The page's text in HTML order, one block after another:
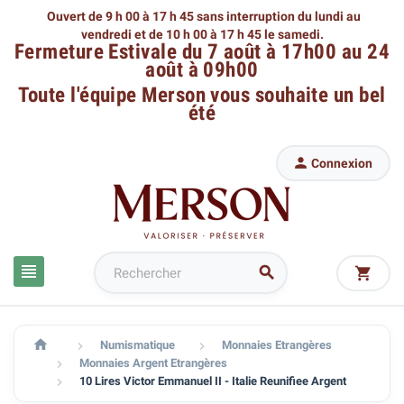
Ouvert de 9 h 00 à 17 h 45 sans interruption du lundi au
vendredi et de 10 h 00 à 17 h 45 le samedi.
Fermeture Estivale du 7 août à 17h00 au 24
août à 09h00
Toute l'équipe Mersonvous souhaite un bel
été
 
 Connexion

  Numismatique  Monnaies Etrangères
 Monnaies Argent Etrangères
 10 Lires Victor Emmanuel II - Italie Reunifiee Argent